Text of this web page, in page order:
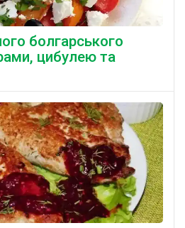
болгарського
цибулею та